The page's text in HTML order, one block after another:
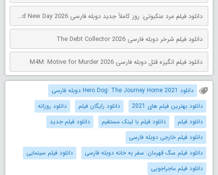
دانلود فیلم مرد عنکبوتی: روز کاملاً جدید دوبله فارسی Spider-Man: Brand New Day 2026
دانلود فیلم شرخر دوبله فارسی The Debt Collector 2026
دانلود فیلم انگیزه قتل دوبله فارسی M4M: Motive for Murder 2026
دانلود Hero Dog: The Journey Home 2021 دوبله فارسی
دانلود بهترین فیلم های 2021
دانلود رایگان فیلم
دانلود روزانه
دانلود فیلم
دانلود فیلم با لینک مستقیم
دانلود فیلم جدید
دانلود فیلم خارجی دوبله فارسی
دانلود فیلم سگ قهرمان: سفر به خانه دوبله فارسی
دانلود فیلم سینمایی
دانلود فیلم ماجراجویی